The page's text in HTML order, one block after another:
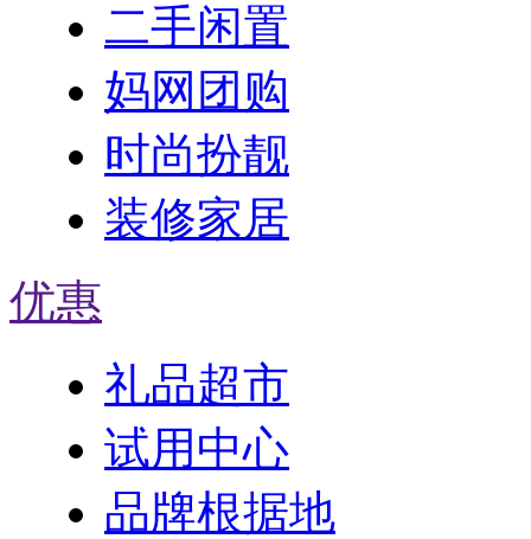
二手闲置
妈网团购
时尚扮靓
装修家居
优惠
礼品超市
试用中心
品牌根据地